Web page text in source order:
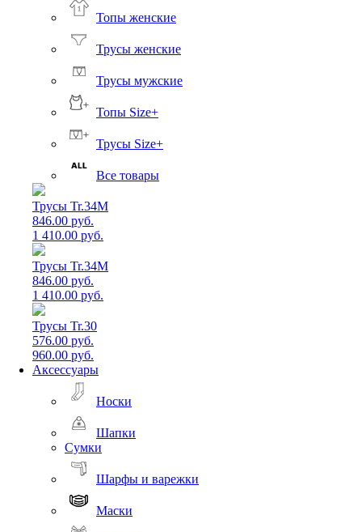
Топы женские
Трусы женские
Трусы мужские
Топы Size+
Трусы Size+
Все товары
Трусы Tr.34M
846.00 руб.
1 410.00 руб.
Трусы Tr.34M
846.00 руб.
1 410.00 руб.
Трусы Tr.30
576.00 руб.
960.00 руб.
Аксессуары
Носки
Шапки
Сумки
Шарфы и варежки
Маски